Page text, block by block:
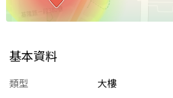
基本資料
類型
大樓